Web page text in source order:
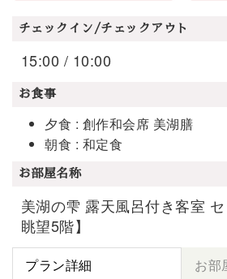
チェックイン/チェックアウト
15:00 / 10:00
お食事
夕食 : 創作和会席 美湖膳
朝食 : 和定食
お部屋名称
美湖の雫 露天風呂付き客室
眺望5階】
プラン詳細 お部